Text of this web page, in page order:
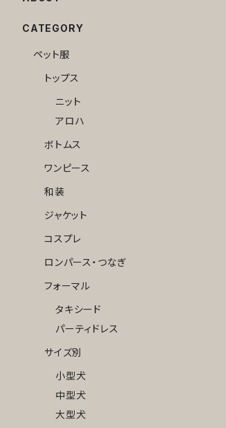
CATEGORY
ペット服
トップス
ニット
アロハ
ボトムス
ワンピース
和装
ジャケット
コスプレ
ロンパース・つなぎ
フォーマル
タキシード
パーティドレス
サイズ別
小型犬
中型犬
大型犬